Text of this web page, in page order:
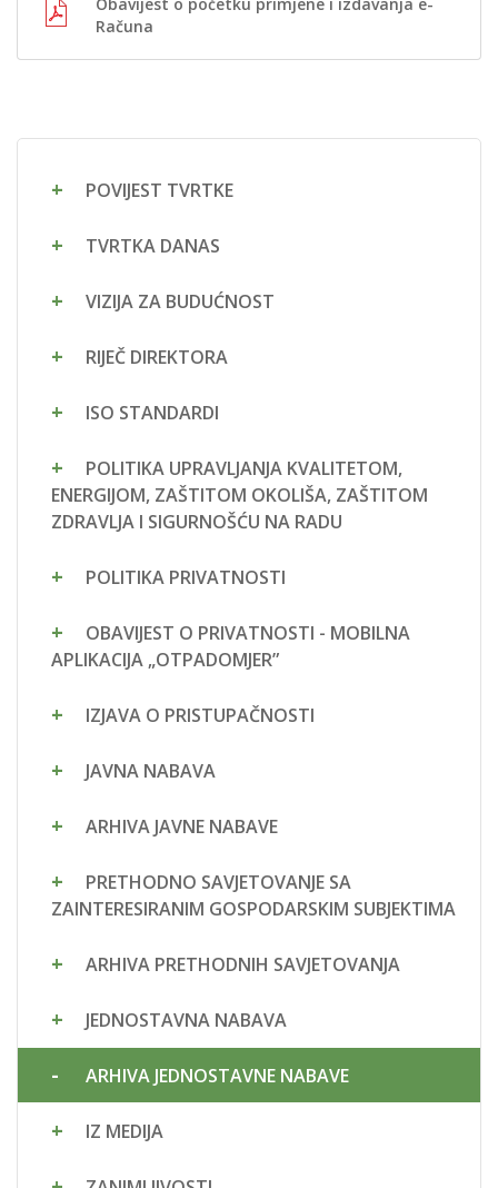
Računa
POVIJEST TVRTKE
TVRTKA DANAS
VIZIJA ZA BUDUĆNOST
RIJEČ DIREKTORA
ISO STANDARDI
POLITIKA UPRAVLJANJA KVALITETOM,
ENERGIJOM, ZAŠTITOM OKOLIŠA, ZAŠTITOM
ZDRAVLJA I SIGURNOŠĆU NA RADU
POLITIKA PRIVATNOSTI
OBAVIJEST O PRIVATNOSTI - MOBILNA
APLIKACIJA „OTPADOMJER”
IZJAVA O PRISTUPAČNOSTI
JAVNA NABAVA
ARHIVA JAVNE NABAVE
PRETHODNO SAVJETOVANJE SA
ZAINTERESIRANIM GOSPODARSKIM SUBJEKTIMA
ARHIVA PRETHODNIH SAVJETOVANJA
JEDNOSTAVNA NABAVA
ARHIVA JEDNOSTAVNE NABAVE
IZ MEDIJA